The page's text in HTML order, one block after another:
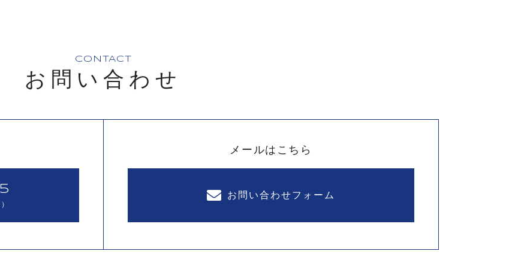
CONTACT
お問い合わせ
メールはこちら
お問い合わせフォーム